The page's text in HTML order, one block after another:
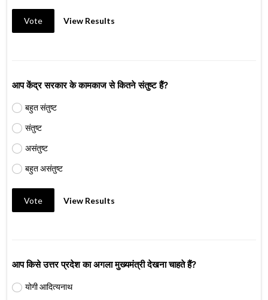
Vote View Results
आप केंद्र सरकार के कामकाज से कितने संतुष्ट हैं?
बहुत संतुष्ट
संतुष्ट
असंतुष्ट
बहुत असंतुष्ट
Vote View Results
आप किसे उत्तर प्रदेश का अगला मुख्यमंत्री देखना चाहते हैं?
योगी आदित्यनाथ